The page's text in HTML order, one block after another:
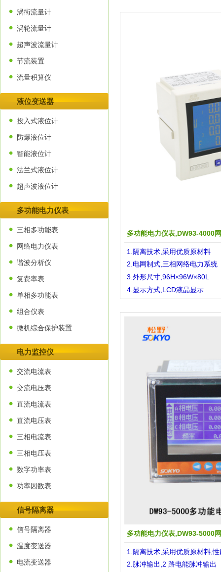
涡街流量计
涡轮流量计
超声波流量计
节流装置
流量积算仪
液位变送器
投入式液位计
防爆液位计
智能液位计
法兰式液位计
超声波液位计
多功能电力仪表
三相多功能表
网络电力仪表
谐波分析仪
复费率表
单相多功能表
组合仪表
微机综合保护装置
电力监控仪
交流电流表
交流电压表
直流电流表
直流电压表
三相电流表
三相电压表
数字功率表
功率因数表
信号隔离器
信号隔离器
温度变送器
电流变送器
多功能电力仪表,DW93-4000
1.隔离技术,采用优质原材料
2. 电网制式,三相网络电力系统
3.外形尺寸,96H×96W×80L
4.显示方式,LCD液晶显示
多功能电力仪表,DW93-5000
1.隔离技术,采用优质原材料,
2.脉冲输出,2 路电能脉冲输出